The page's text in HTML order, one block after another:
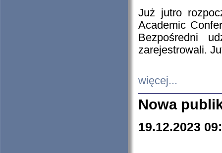
Już jutro
Academic
Bezpośredni
zarejestrowali.
więcej...
Nowa
19.12.2023